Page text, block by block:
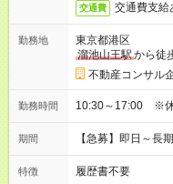
交通費 交通費支給
勤務地
東京都港区
溜池山王駅から徒
不動産コンサル
勤務時間 10:30～17:00 ※休
期間 【急募】即日～
特徴 履歴書不要